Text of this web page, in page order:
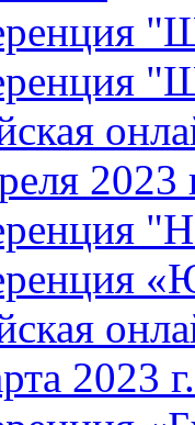
2023
2023